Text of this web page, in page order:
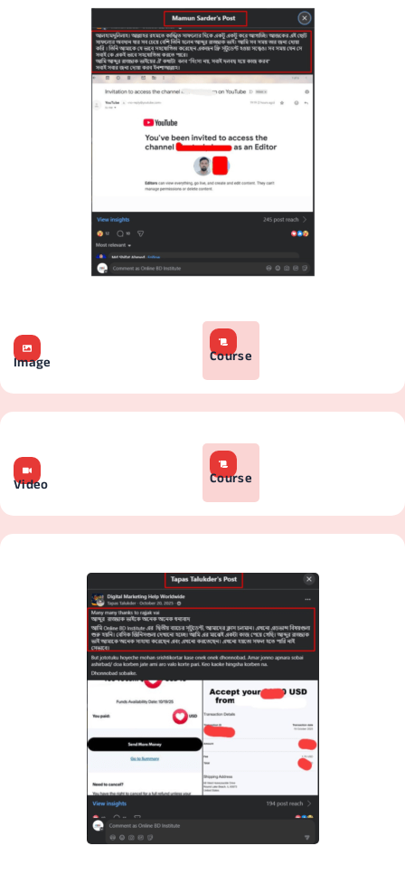
Image Course
Video Course